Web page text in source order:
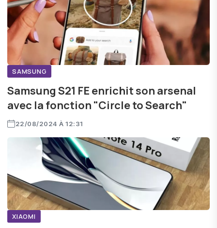
SAMSUNG
Samsung S21 FE enrichit son arsenal
avec la fonction "Circle to Search"
22/08/2024 À 12:31
XIAOMI